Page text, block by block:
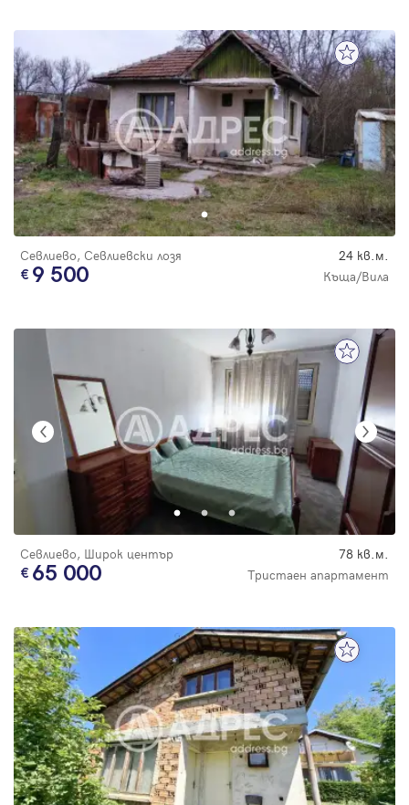
Севлиево, Севлиевски лозя 24 кв.м.
9 500 Къща/Вила
Севлиево, Широк център 78 кв.м.
65 000 Тристаен апартамент